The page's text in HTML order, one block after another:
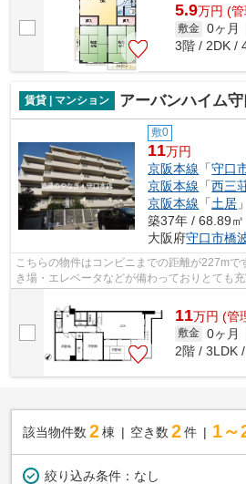
5.9万円 (
敷金 0ヶ月
3階 / 2DK /
賃貸 | マンション アーバンハイム守
敷0
11万円
京阪本線 「守口
京阪本線 「西三
京阪本線 「土居
築37年 / 68.89㎡
大阪府守口市橋
こちらの物件はコンビニまでの距離が227mで
き場・エレベータなどが備わっておりとても
11万円 (管
敷金 0ヶ月
2階 / 3LDK
該当物件数 2棟 空き数 2 件 1～
絞り込み条件： なし